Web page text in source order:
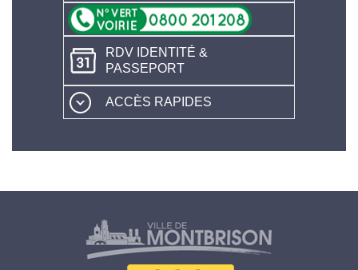
RDV IDENTITÉ &
PASSEPORT
ACCÈS RAPIDES